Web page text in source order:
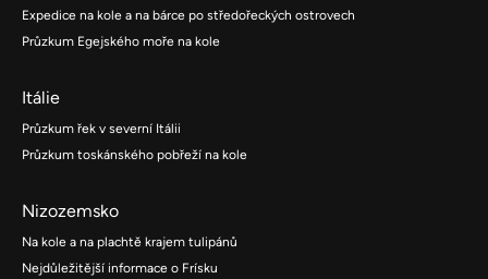
Expedice na kole a na bárce po středořeckých ostrovech
Průzkum Egejského moře na kole
Itálie
Průzkum řek v severní Itálii
Průzkum toskánského pobřeží na kole
Nizozemsko
Na kole a na plachtě krajem tulipánů
Nejdůležitější informace o Frísku